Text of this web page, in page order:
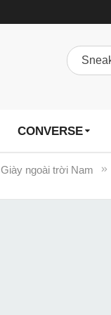
CONVERSE
Giày ngoài trời Nam